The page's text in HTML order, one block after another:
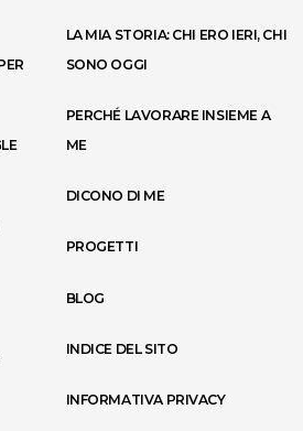
LA MIA STORIA: CHI ERO IERI, CHI
SONO OGGI
PERCHÉ LAVORARE INSIEME A
ME
DICONO DI ME
PROGETTI
BLOG
INDICE DEL SITO
INFORMATIVA PRIVACY